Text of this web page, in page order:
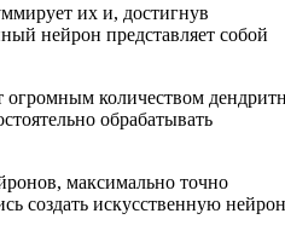
их и, достигнув
нейрон представляет собой
огромным количеством
обрабатывать
максимально точно
создать искусственную